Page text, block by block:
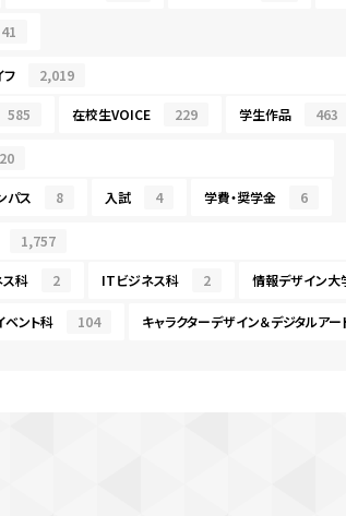
41
フ 2,019
585 在校生VOICE 229 学生作品 463
20
パス 8 入試 4 学費・奨学金 6
1,757
科 2 ITビジネス科 2 情報デザイン大
ベント科 104 キャラクターデザイン＆デジタルアー